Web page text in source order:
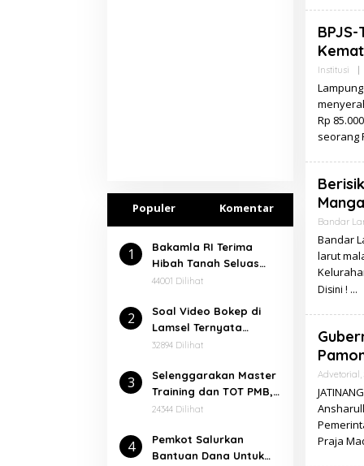
Populer Komentar
1
Bakamla RI Terima
Hibah Tanah Seluas
7.000 Meter² Dari
Selatan
44001 Dilihat
2
Soal Video Bokep di
Lamsel Ternyata
Dalangnya Seorang
32894 Dilihat
3
⁠Selenggarakan Master
Training dan TOT PMB,
Rektor Ucapkan
Balitbang dan Diklat
Kemenag RI
24344 Dilihat
4
Pemkot Salurkan
Bantuan Dana Untuk
Institusi |
Rp
seorang
Bandar
Bandar
larut
Disini !
Advetorial
Praja